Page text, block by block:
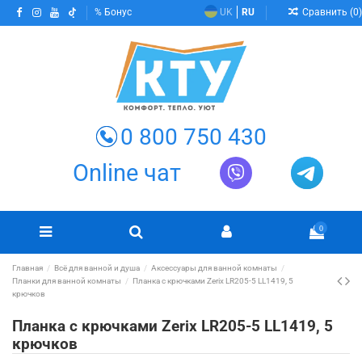
Бонус UK RU Сравнить (0)
0 800 750 430
Online чат
0
Главная Всё для ванной и душа
Аксессуары для ванной комнаты
Планки для ванной комнаты
Планка с крючками Zerix LR205-5 LL1419, 5
крючков
Планка с крючками Zerix LR205-5 LL1419, 5
крючков